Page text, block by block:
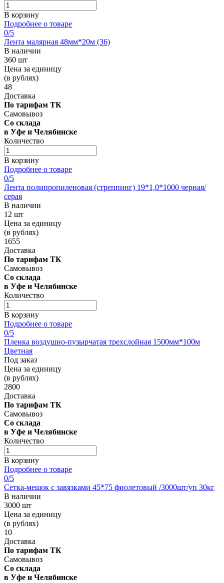
В корзину
Подробнее о товаре
0/5
Лента малярная 48мм*20м (36)
В наличии
360 шт
Цена за единицу
(в рублях)
48
Доставка
По тарифам ТК
Самовывоз
Со склада
в Уфе и Челябинске
Количество
В корзину
Подробнее о товаре
0/5
Лента полипропиленовая (стреппинг) 19*1,0*1000 черная/
серая
В наличии
12 шт
Цена за единицу
(в рублях)
1655
Доставка
По тарифам ТК
Самовывоз
Со склада
в Уфе и Челябинске
Количество
В корзину
Подробнее о товаре
0/5
Пленка воздушно-пузырчатая трехслойная 1500мм*100м
Цветная
Под заказ
Цена за единицу
(в рублях)
2800
Доставка
По тарифам ТК
Самовывоз
Со склада
в Уфе и Челябинске
Количество
В корзину
Подробнее о товаре
0/5
Сетка-мешок с завязками 45*75 фиолетовый /3000шт/уп 30кг
В наличии
3000 шт
Цена за единицу
(в рублях)
10
Доставка
По тарифам ТК
Самовывоз
Со склада
в Уфе и Челябинске